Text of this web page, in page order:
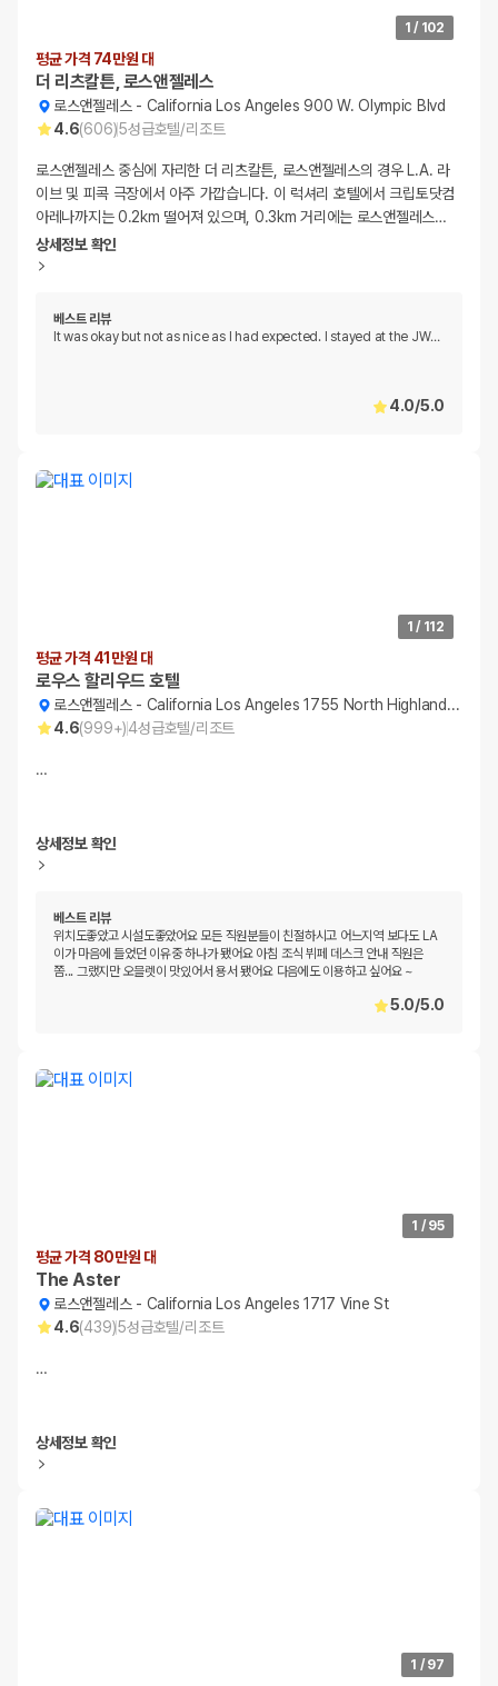
1 / 102
평균 가격 74만원 대
더 리츠칼튼, 로스앤젤레스
로스앤젤레스- California Los Angeles 900 W. Olympic Blvd
4.6(606)5성급호텔/리조트
로스앤젤레스 중심에 자리한 더 리츠칼튼, 로스앤젤레스의 경우 L.A. 라
이브 및 피콕 극장에서 아주 가깝습니다. 이 럭셔리 호텔에서 크립토닷컴
아레나까지는 0.2km 떨어져 있으며, 0.3km 거리에는 로스앤젤레스…
상세정보 확인
베스트 리뷰
It was okay but not as nice as I had expected. I stayed at the JW…
4.0/5.0
1 / 112
평균 가격 41만원 대
로우스 할리우드 호텔
로스앤젤레스- California Los Angeles 1755 North Highland Avenue
4.6(999+)4성급호텔/리조트
…
상세정보 확인
베스트 리뷰
위치도좋았고 시설도좋았어요 모든 직원분들이 친절하시고 어느지역 보다도 LA
이가 마음에 들었던 이유중 하나가 됐어요 아침 조식 뷔페 데스크 안내 직원은
쫌... 그랬지만 오믈렛이 맛있어서 용서 됐어요 다음에도 이용하고 싶어요 ~
5.0/5.0
1 / 95
평균 가격 80만원 대
The Aster
로스앤젤레스- California Los Angeles 1717 Vine St
4.6(439)5성급호텔/리조트
…
상세정보 확인
1 / 97